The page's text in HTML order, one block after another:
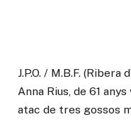
J.P.O. / M.B.F. (Ribera
Anna Rius, de 61
atac de tres gossos